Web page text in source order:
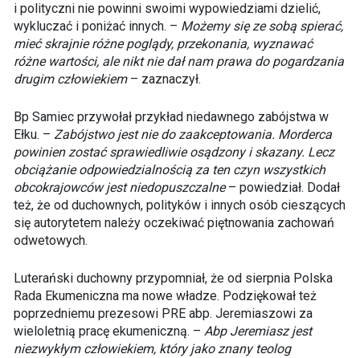
i polityczni nie powinni swoimi wypowiedziami dzielić,
wykluczać i poniżać innych. – Możemy się ze sobą spierać,
mieć skrajnie różne poglądy, przekonania, wyznawać
różne wartości, ale nikt nie dał nam prawa do pogardzania
drugim człowiekiem– zaznaczył.
Bp Samiec przywołał przykład niedawnego zabójstwa w
Ełku. – Zabójstwo jest nie do zaakceptowania. Morderca
powinien zostać sprawiedliwie osądzony i skazany. Lecz
obciążanie odpowiedzialnością za ten czyn wszystkich
obcokrajowców jest niedopuszczalne– powiedział. Dodał
też, że od duchownych, polityków i innych osób cieszących
się autorytetem należy oczekiwać piętnowania zachowań
odwetowych.
Luterański duchowny przypomniał, że od sierpnia Polska
Rada Ekumeniczna ma nowe władze. Podziękował też
poprzedniemu prezesowi PRE abp. Jeremiaszowi za
wieloletnią pracę ekumeniczną. – Abp Jeremiasz jest
niezwykłym człowiekiem, który jako znany teolog